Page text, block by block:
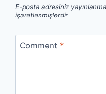
E-posta adresiniz
işaretlenmişlerdir
Comment *